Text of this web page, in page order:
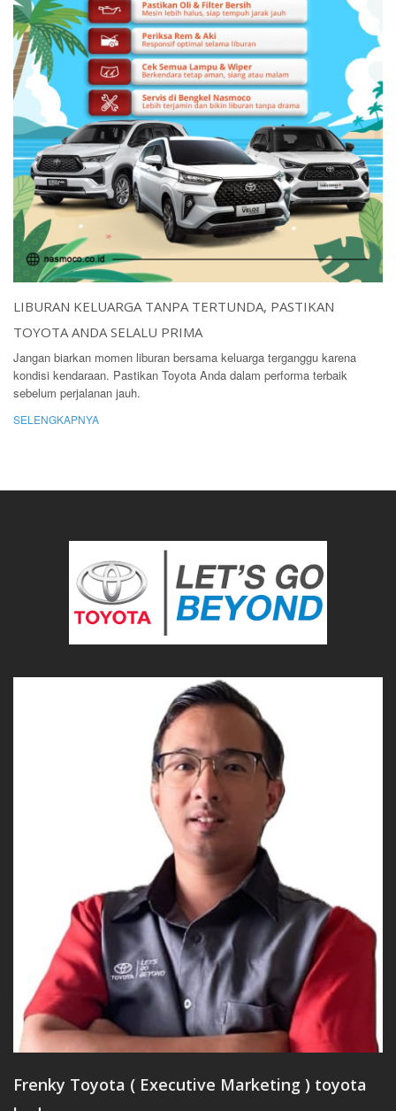
LIBURAN KELUARGA TANPA TERTUNDA, PASTIKAN
TOYOTA ANDA SELALU PRIMA
Jangan biarkan momen liburan bersama keluarga terganggu karena
kondisi kendaraan. Pastikan Toyota Anda dalam performa terbaik
sebelum perjalanan jauh.
SELENGKAPNYA
Frenky Toyota ( Executive Marketing ) toyota